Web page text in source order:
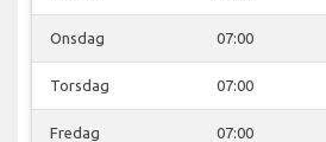
Onsdag 07:00
Torsdag 07:00
Fredag 07:00